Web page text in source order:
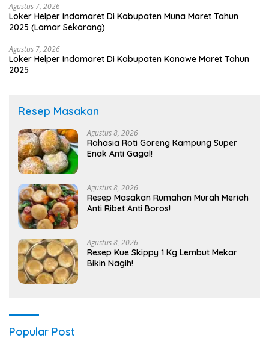
Agustus 7, 2026
Loker Helper Indomaret Di Kabupaten Muna Maret Tahun
2025 (Lamar Sekarang)
Agustus 7, 2026
Loker Helper Indomaret Di Kabupaten Konawe Maret Tahun
2025
Resep Masakan
Agustus 8, 2026
Rahasia Roti Goreng Kampung Super
Enak Anti Gagal!
Agustus 8, 2026
Resep Masakan Rumahan Murah Meriah
Anti Ribet Anti Boros!
Agustus 8, 2026
Resep Kue Skippy 1 Kg Lembut Mekar
Bikin Nagih!
Popular Post